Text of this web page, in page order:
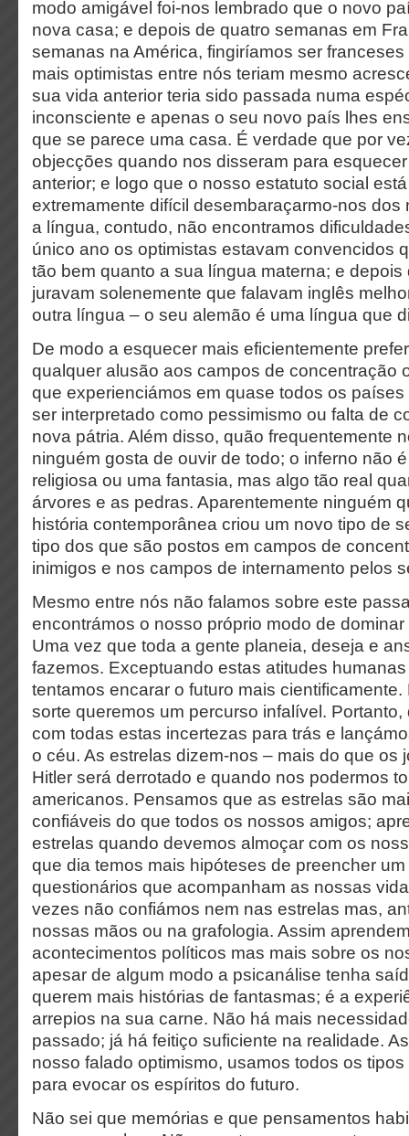
modo amigável foi-nos lembrado que o novo
nova casa; e depois de quatro semanas em
semanas na América, fingiríamos ser
mais optimistas entre nós teriam mesmo
sua vida anterior teria sido passada numa
inconsciente e apenas o seu novo país lhes
que se parece uma casa. É verdade que por
objecções quando nos disseram para
anterior; e logo que o nosso estatuto social
extremamente difícil desembaraçarmo-nos dos
a língua, contudo, não encontramos
único ano os optimistas estavam convencidos
tão bem quanto a sua língua materna; e depois
juravam solenemente que falavam inglês
outra língua – o seu alemão é uma língua que
De modo a esquecer mais eficientemente
qualquer alusão aos campos de concentração
que experienciámos em quase todos os
ser interpretado como pessimismo ou falta de
nova pátria. Além disso, quão frequentemente
ninguém gosta de ouvir de todo; o inferno não
religiosa ou uma fantasia, mas algo tão real
árvores e as pedras. Aparentemente ninguém
história contemporânea criou um novo tipo de
tipo dos que são postos em campos de
inimigos e nos campos de internamento pelos
Mesmo entre nós não falamos sobre este
encontrámos o nosso próprio modo de
Uma vez que toda a gente planeia, deseja e
fazemos. Exceptuando estas atitudes
tentamos encarar o futuro mais
sorte queremos um percurso infalível. Portanto,
com todas estas incertezas para trás e
o céu. As estrelas dizem-nos – mais do que os
Hitler será derrotado e quando nos podermos
americanos. Pensamos que as estrelas são
confiáveis do que todos os nossos amigos;
estrelas quando devemos almoçar com os
que dia temos mais hipóteses de preencher
questionários que acompanham as nossas
vezes não confiámos nem nas estrelas mas,
nossas mãos ou na grafologia. Assim
acontecimentos políticos mas mais sobre os
apesar de algum modo a psicanálise tenha
querem mais histórias de fantasmas; é a
arrepios na sua carne. Não há mais
passado; já há feitiço suficiente na realidade.
nosso falado optimismo, usamos todos os
para evocar os espíritos do futuro.
Não sei que memórias e que pensamentos